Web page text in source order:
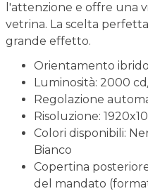
l'attenzione e offre una
vetrina. La scelta
grande effetto.
Orientamento
Luminosità: 2000
Regolazione
Risoluzione:
Colori disponibili:
Bianco
Copertina
del mandato